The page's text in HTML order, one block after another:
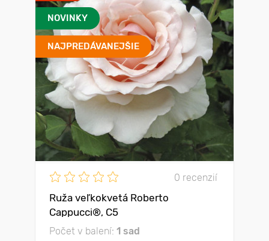
NOVINKY
NAJPREDÁVANEJŠIE
0 recenzií
Ruža veľkokvetá Roberto
Cappucci®, C5
Počet v balení: 1 sad